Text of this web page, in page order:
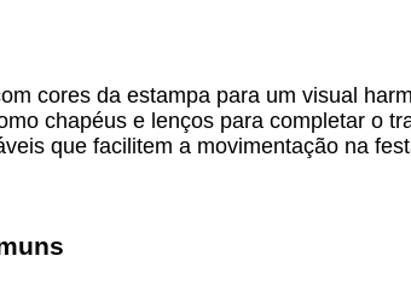
cores da estampa para um visual
chapéus e lenços para completar o
que facilitem a movimentação na